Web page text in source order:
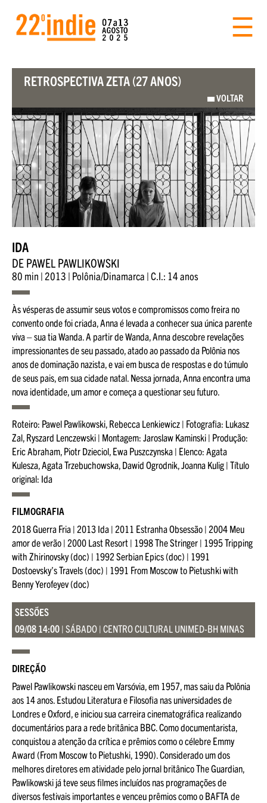
RETROSPECTIVA ZETA (27 ANOS)
VOLTAR
IDA
DE PAWEL PAWLIKOWSKI
80 min | 2013 | Polônia/Dinamarca | C.I.: 14 anos
Às vésperas de assumir seus votos e compromissos como freira no
convento onde foi criada, Anna é levada a conhecer sua única parente
viva – sua tia Wanda. A partir de Wanda, Anna descobre revelações
impressionantes de seu passado, atado ao passado da Polônia nos
anos de dominação nazista, e vai em busca de respostas e do túmulo
de seus pais, em sua cidade natal. Nessa jornada, Anna encontra uma
nova identidade, um amor e começa a questionar seu futuro.
Roteiro: Pawel Pawlikowski, Rebecca Lenkiewicz | Fotografia: Lukasz
Zal, Ryszard Lenczewski | Montagem: Jaroslaw Kaminski | Produção:
Eric Abraham, Piotr Dzieciol, Ewa Puszczynska | Elenco: Agata
Kulesza, Agata Trzebuchowska, Dawid Ogrodnik, Joanna Kulig | Título
original: Ida
FILMOGRAFIA
2018 Guerra Fria | 2013 Ida | 2011 Estranha Obsessão | 2004 Meu
amor de verão | 2000 Last Resort | 1998 The Stringer | 1995 Tripping
with Zhirinovsky (doc) | 1992 Serbian Epics (doc) | 1991
Dostoevsky’s Travels (doc) | 1991 From Moscow to Pietushki with
Benny Yerofeyev (doc)
SESSÕES
09/08 14:00| SÁBADO | CENTRO CULTURAL UNIMED-BH MINAS
DIREÇÃO
Pawel Pawlikowski nasceu em Varsóvia, em 1957, mas saiu da Polônia
aos 14 anos. Estudou Literatura e Filosofia nas universidades de
Londres e Oxford, e iniciou sua carreira cinematográfica realizando
documentários para a rede britânica BBC. Como documentarista,
conquistou a atenção da crítica e prêmios como o célebre Emmy
Award (From Moscow to Pietushki, 1990). Considerado um dos
melhores diretores em atividade pelo jornal britânico The Guardian,
Pawlikowski já teve seus filmes incluídos nas programações de
diversos festivais importantes e venceu prêmios como o BAFTA de